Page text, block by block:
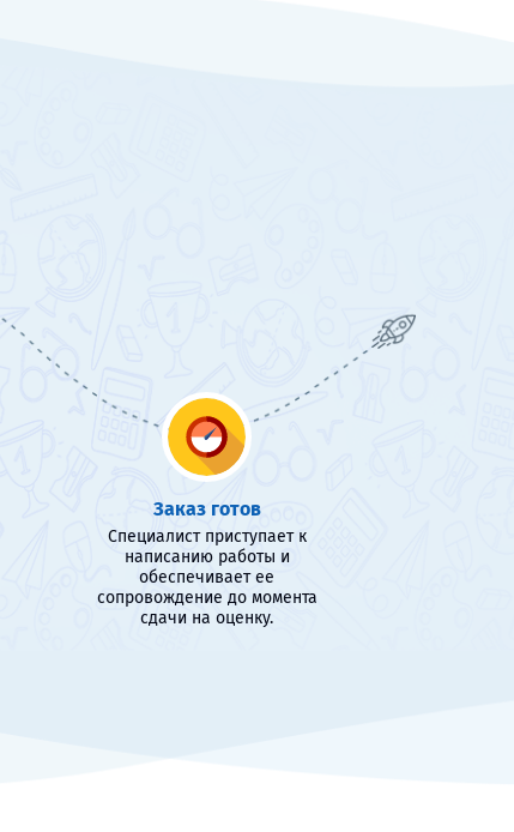
Заказ готов
Специалист приступает к
написанию работы и
обеспечивает ее
сопровождение до момента
сдачи на оценку.